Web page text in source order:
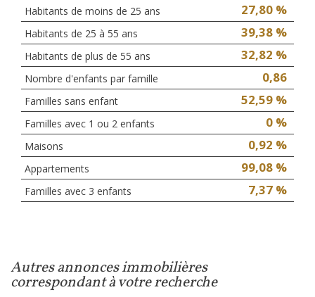
Habitants de moins de 25 ans 27,80 %
Habitants de 25 à 55 ans 39,38 %
Habitants de plus de 55 ans 32,82 %
Nombre d'enfants par famille 0,86
Familles sans enfant 52,59 %
Familles avec 1 ou 2 enfants 0 %
Maisons 0,92 %
Appartements 99,08 %
Familles avec 3 enfants 7,37 %
autres annonces immobilières
correspondant à votre recherche